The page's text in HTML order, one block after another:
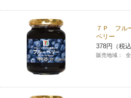
学び・教育
コインランドリー（店舗限定）
宅配ロッカー（店舗限定）
セブン‐イレブンの「商品力」
セブン-イレブンの横顔
セブン-イレブンの歴史
ภาษาไทย(บริการ)
７Ｐ フル
ベリー
378円（税
販売地域：